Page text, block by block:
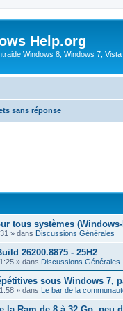
Help.org
Windows 8, Windows 7,
sans réponse
tous systèmes
» dans Discussions Générales
26200.8875 - 25H2
» dans Discussions Générales
sous Windows 7,
» dans Le bar de la